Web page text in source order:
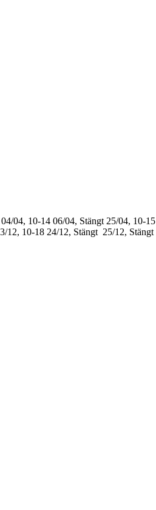
04/04, 10-14 06/04, Stängt 25/04, 10-15
12, 10-18 24/12, Stängt 25/12, Stängt